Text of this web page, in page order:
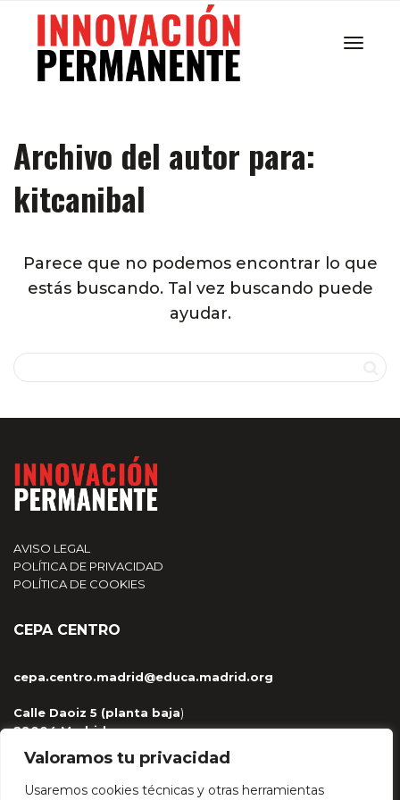
Valoramos tu privacidad
Usaremos cookies técnicas y otras herramientas
Archivo del autor para:
kitcanibal
Parece que no podemos encontrar lo que
estás buscando. Tal vez buscando puede
ayudar.
AVISO LEGAL
POLÍTICA DE PRIVACIDAD
POLÍTICA DE COOKIES
CEPA CENTRO
cepa.centro.madrid@educa.madrid.org
Calle Daoiz 5 (planta baja)
28004 Madrid
915 329 959 / 681 263 430